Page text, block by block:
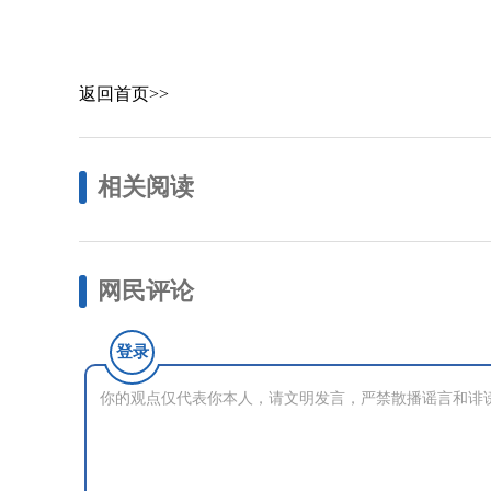
返回首页>>
相关阅读
网民评论
登录